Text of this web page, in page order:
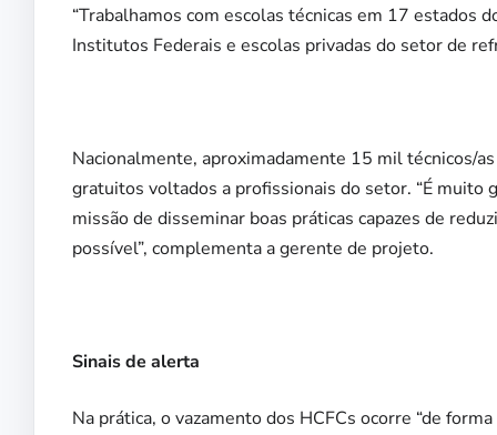
“Trabalhamos com escolas técnicas em 17 estados
Institutos Federais e escolas privadas do setor de
Nacionalmente, aproximadamente 15 mil técnicos/
gratuitos voltados a profissionais do setor. “É muito
missão de disseminar boas práticas capazes de
possível”, complementa a gerente de projeto.
Sinais de alerta
Na prática, o vazamento dos HCFCs ocorre “de